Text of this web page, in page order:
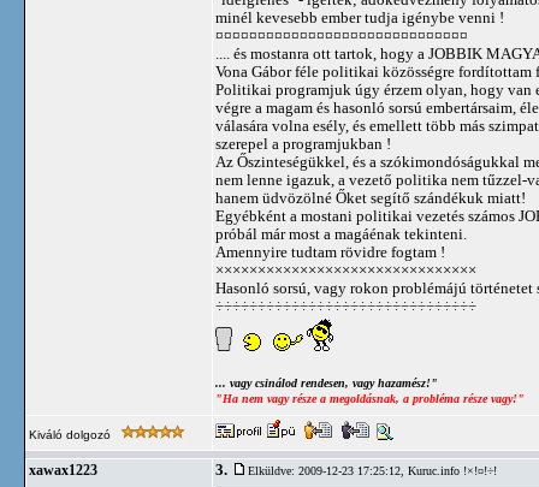
minél kevesebb ember tudja igénybe venni !
¤¤¤¤¤¤¤¤¤¤¤¤¤¤¤¤¤¤¤¤¤¤¤¤¤¤¤¤¤¤
.... és mostanra ott tartok, hogy a JOBBIK
Vona Gábor féle politikai közösségre fordítottam
Politikai programjuk úgy érzem olyan, hogy van
végre a magam és hasonló sorsú embertársaim,
válasára volna esély, és emellett több más
szerepel a programjukban !
Az Őszinteségükkel, és a szókimondóságukkal
nem lenne igazuk, a vezető politika nem tűzzel-
hanem üdvözölné Őket segítő szándékuk miatt!
Egyébként a mostani politikai vezetés számos
próbál már most a magáénak tekinteni.
Amennyire tudtam rövidre fogtam !
×××××××××××××××××××××××××××××××
Hasonló sorsú, vagy rokon problémájú történetet
÷÷÷÷÷÷÷÷÷÷÷÷÷÷÷÷÷÷÷÷÷÷÷÷÷÷÷÷÷÷÷
... vagy csinálod rendesen, vagy hazamész!"
"Ha nem vagy része a megoldásnak, a probléma része vagy!"
Kiváló dolgozó
xawax1223 3. Elküldve: 2009-12-23 17:25:12, Kuruc.info !×!¤!÷!